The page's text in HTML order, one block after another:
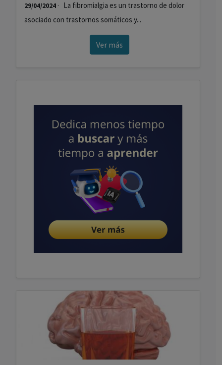
29/04/2024 · La fibromialgia es un trastorno de dolor
asociado con trastornos somáticos y...
Ver más